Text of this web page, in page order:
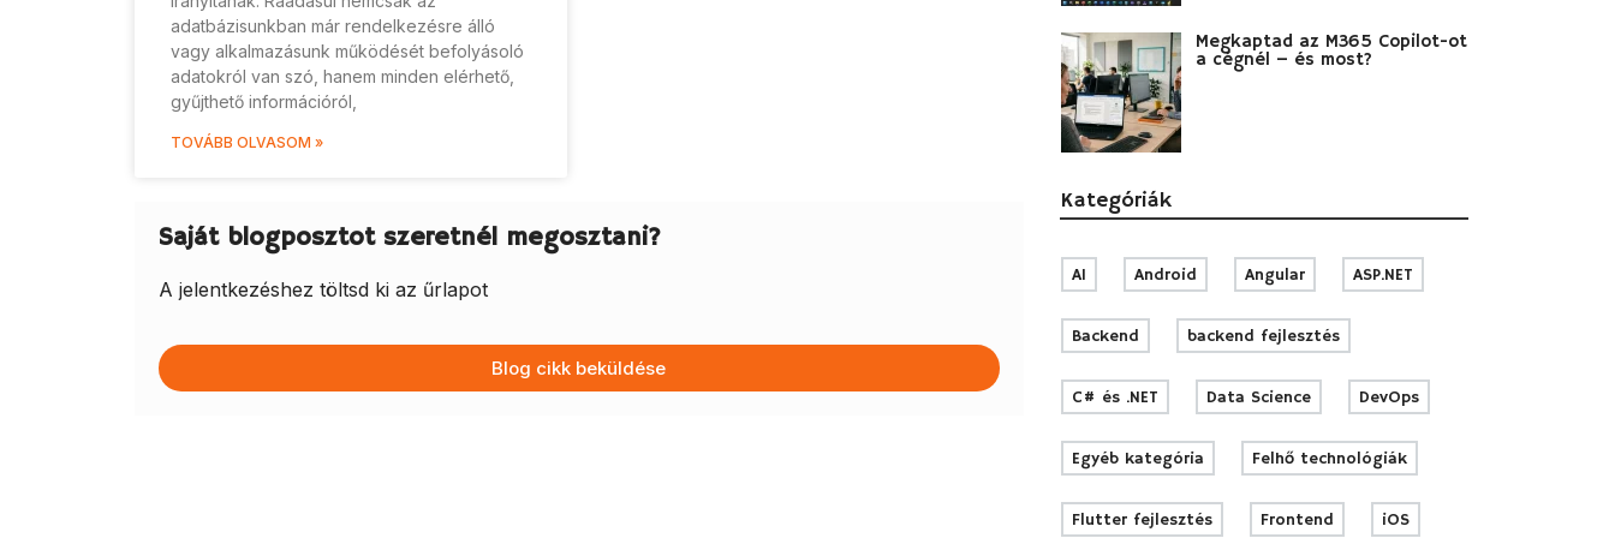
adatbázisunkban már rendelkezésre álló
vagy alkalmazásunk működését befolyásoló
adatokról van szó, hanem minden elérhető,
gyűjthető információról,
TOVÁBB OLVASOM »
Saját blogposztot szeretnél megosztani?
A jelentkezéshez töltsd ki az űrlapot
Blog cikk beküldése
Megkaptad az M365 Copilot-ot
a cégnél – és most?
Kategóriák
AI Android Angular ASP.NET
Backend backend fejlesztés
C# és .NET Data Science DevOps
Egyéb kategória Felhő technológiák
Flutter fejlesztés Frontend iOS